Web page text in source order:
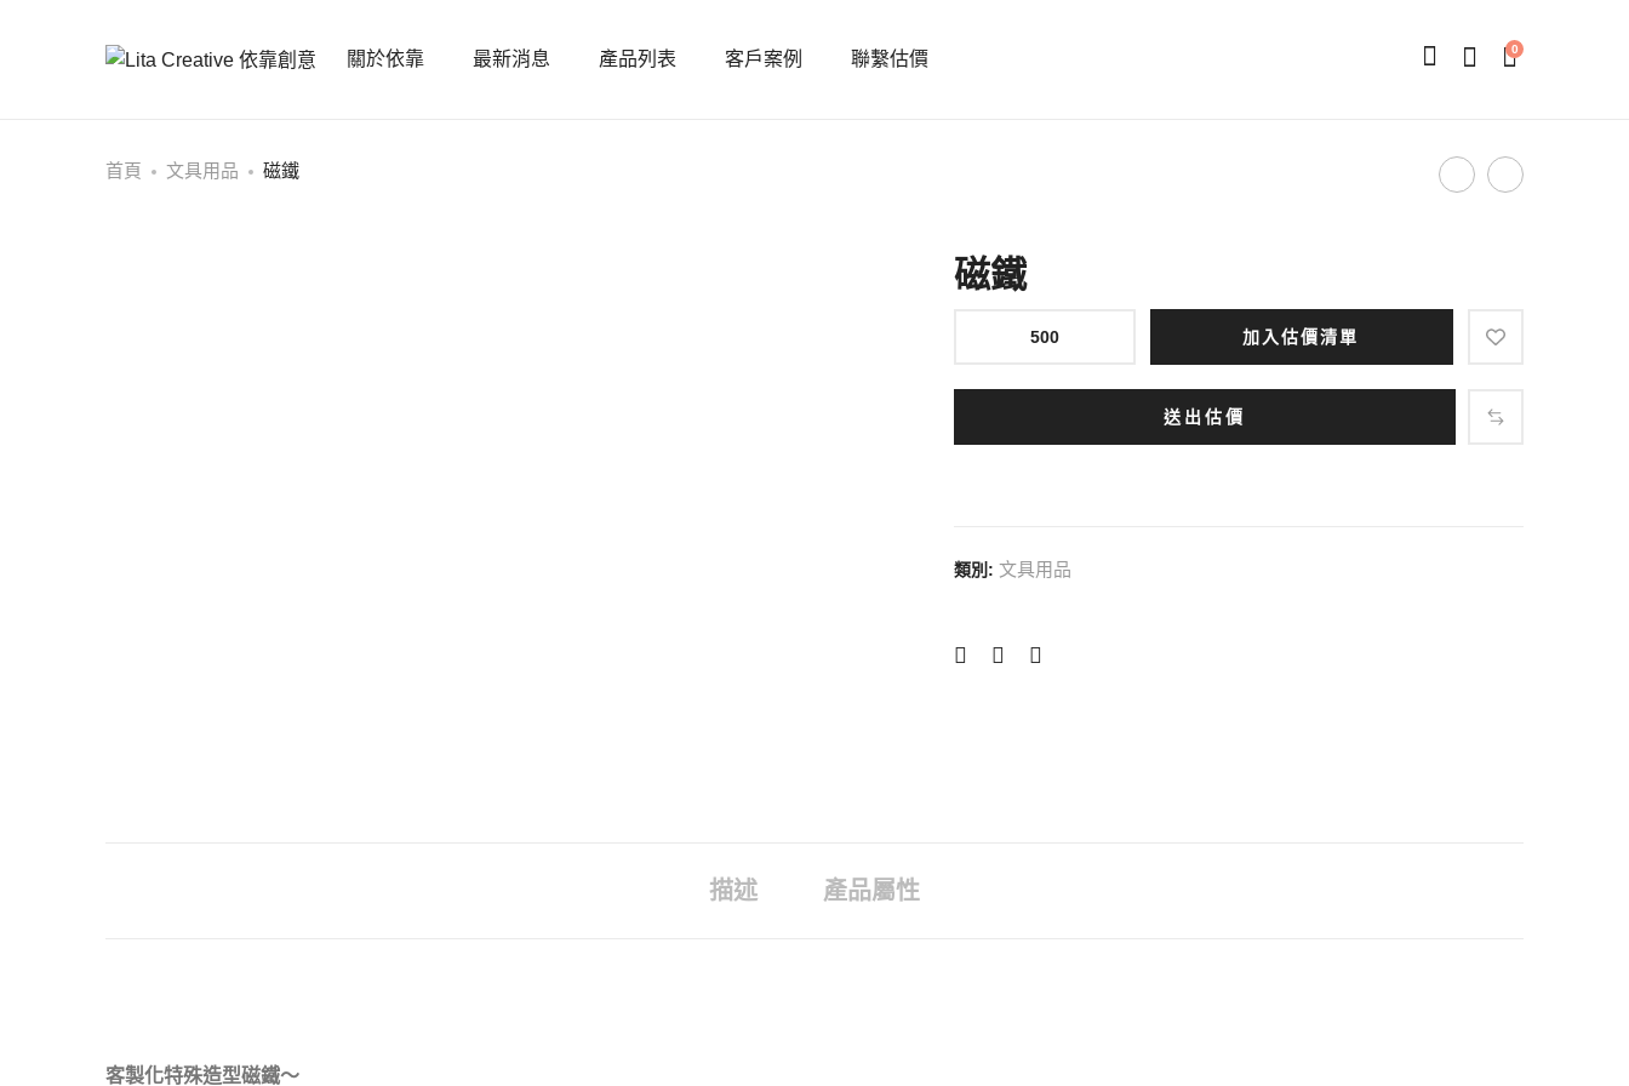
關於依靠 最新消息 產品列表 客戶案例 聯繫估價 0
首頁 文具用品 磁鐵
Product
磁
金
磁鐵
加入估價清單
送出估價
類別: 文具用品
描述 產品屬性
客製化特殊造型磁鐵～